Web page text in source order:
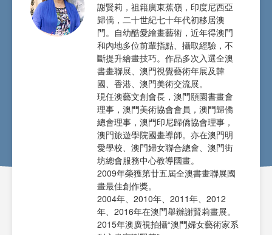
謝賢莉，祖籍廣東蕉嶺，印度尼西亞
歸僑，二十世紀七十年代初移居澳
門。自幼酷愛繪畫藝術，近年得澳門
和內地多位前輩指點、攝取經驗，不
斷提升繪畫技巧。作品多次入選全澳
書畫聯展、澳門視覺藝術年展及韓
國、香港、澳門美術交流展。
現任澳藝文創會長，澳門頤園書畫會
理事，澳門美術協會會員，澳門歸僑
總會理事，澳門印尼歸僑協會理事，
澳門旅遊學院國畫導師。亦在澳門明
愛學校、澳門婦女聯合總會、澳門街
坊總會服務中心教導國畫。
2009年榮獲第廿五屆全澳書畫聯展國
畫最佳創作獎。
2004年、2010年、2011年、2012
年、2016年在澳門舉辦謝賢莉畫展。
2015年澳廣視拍攝“澳門婦女藝術家系